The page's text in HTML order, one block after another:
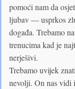
pomoći nam da
ljubav — usprkos
događa. Trebamo
trenucima kad je
nerješivi.
Trebamo uvijek
nevolji. On nas vidi